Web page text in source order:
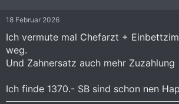
n
18 Februar 2026
Ich vermute mal Chefarzt +
weg.
Und Zahnersatz auch mehr Zuzahlung
Ich finde 1370.- SB sind schon nen